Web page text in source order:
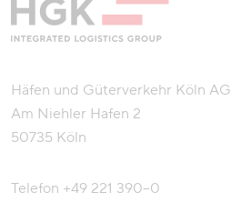
Häfen und Güterverkehr Köln AG
Am Niehler Hafen 2
50735 Köln
Telefon +49 221 390–0